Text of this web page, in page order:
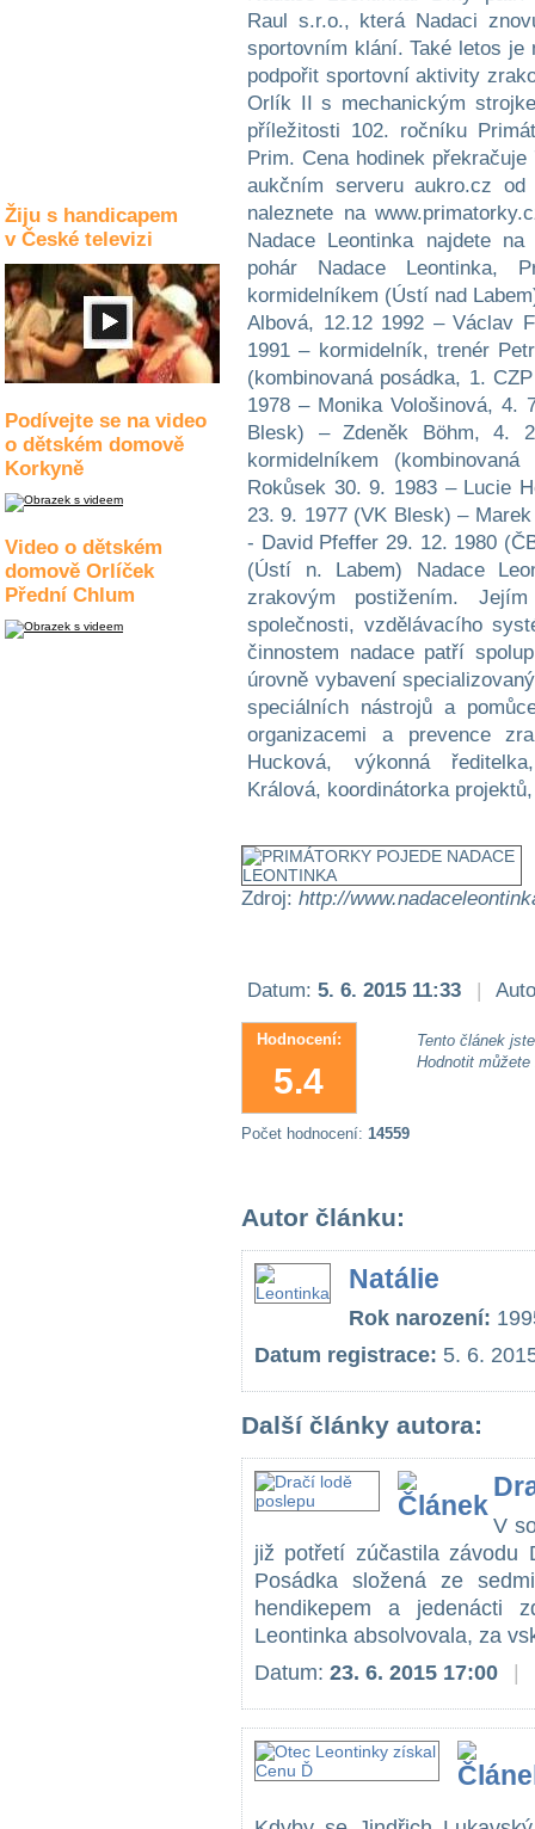
Žiju s handicapem
v České televizi
Podívejte se na video
o dětském domově
Korkyně
Video o dětském
domově Orlíček
Přední Chlum
Raul s.r.o., která Nadaci
sportovním klání. Také letos
podpořit sportovní aktivity
Orlík II s mechanickým
příležitosti 102. ročníku
Prim. Cena hodinek
aukčním serveru aukro.cz
naleznete na
Nadace Leontinka najdete
pohár Nadace
kormidelníkem (Ústí nad
Albová, 12.12 1992 – Václav
1991 – kormidelník, trenér
(kombinovaná posádka, 1.
1978 – Monika Vološinová, 4.
Blesk) – Zdeněk Böhm,
kormidelníkem
Rokůsek 30. 9. 1983 – Lucie
23. 9. 1977 (VK Blesk) –
- David Pfeffer 29. 12. 1980
(Ústí n. Labem) Nadace
zrakovým postižením.
společnosti, vzdělávacího
činnostem nadace patří
úrovně vybavení
speciálních nástrojů a
organizacemi a prevence
Hucková, výkonná
Králová, koordinátorka
Zdroj: http://
Datum: 5. 6. 2015 11:33 |
Hodnocení:
5.4
Tento článek
Hodnotit
Počet hodnocení: 14559
Autor článku:
Natálie
Rok narození:
Datum registrace: 5. 6.
Další články autora:
V
již potřetí zúčastila závodu
Posádka složená ze
hendikepem a jedenácti
Leontinka absolvovala, za
Datum: 23. 6. 2015 17:00